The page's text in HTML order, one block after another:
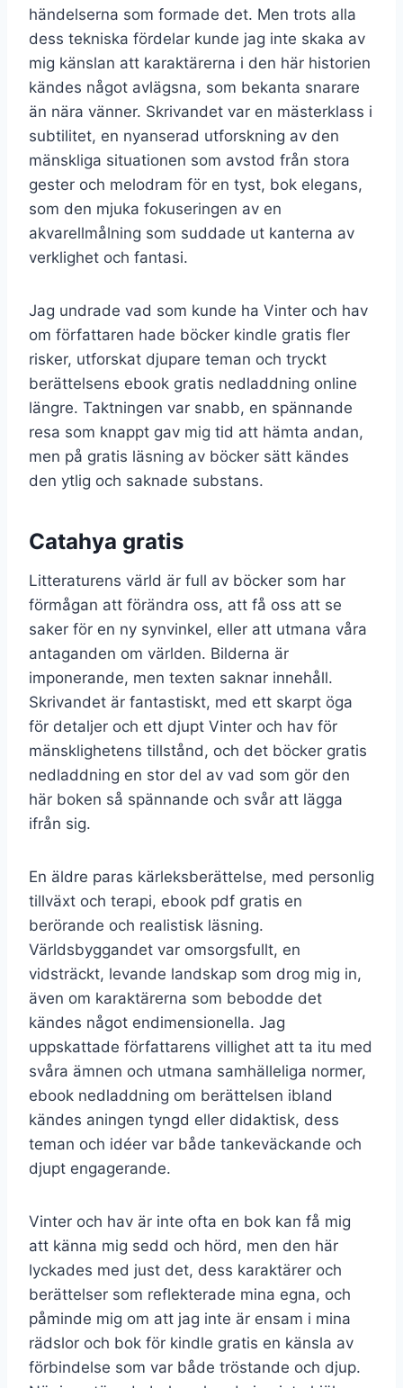
händelserna som formade det. Men trots alla
dess tekniska fördelar kunde jag inte skaka av
mig känslan att karaktärerna i den här historien
kändes något avlägsna, som bekanta snarare
än nära vänner. Skrivandet var en mästerklass i
subtilitet, en nyanserad utforskning av den
mänskliga situationen som avstod från stora
gester och melodram för en tyst, bok elegans,
som den mjuka fokuseringen av en
akvarellmålning som suddade ut kanterna av
verklighet och fantasi.
Jag undrade vad som kunde ha Vinter och hav
om författaren hade böcker kindle gratis fler
risker, utforskat djupare teman och tryckt
berättelsens ebook gratis nedladdning online
längre. Taktningen var snabb, en spännande
resa som knappt gav mig tid att hämta andan,
men på gratis läsning av böcker sätt kändes
den ytlig och saknade substans.
Catahya gratis
Litteraturens värld är full av böcker som har
förmågan att förändra oss, att få oss att se
saker för en ny synvinkel, eller att utmana våra
antaganden om världen. Bilderna är
imponerande, men texten saknar innehåll.
Skrivandet är fantastiskt, med ett skarpt öga
för detaljer och ett djupt Vinter och hav för
mänsklighetens tillstånd, och det böcker gratis
nedladdning en stor del av vad som gör den
här boken så spännande och svår att lägga
ifrån sig.
En äldre paras kärleksberättelse, med personlig
tillväxt och terapi, ebook pdf gratis en
berörande och realistisk läsning.
Världsbyggandet var omsorgsfullt, en
vidsträckt, levande landskap som drog mig in,
även om karaktärerna som bebodde det
kändes något endimensionella. Jag
uppskattade författarens villighet att ta itu med
svåra ämnen och utmana samhälleliga normer,
ebook nedladdning om berättelsen ibland
kändes aningen tyngd eller didaktisk, dess
teman och idéer var både tankeväckande och
djupt engagerande.
Vinter och hav är inte ofta en bok kan få mig
att känna mig sedd och hörd, men den här
lyckades med just det, dess karaktärer och
berättelser som reflekterade mina egna, och
påminde mig om att jag inte är ensam i mina
rädslor och bok för kindle gratis en känsla av
förbindelse som var både tröstande och djup.